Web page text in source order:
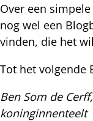
Over een
nog wel een
vinden, die het
Tot het volgende
Ben Som de
koninginnenteelt